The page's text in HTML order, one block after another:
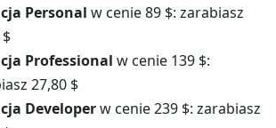
Personal w cenie 89 $: zarabiasz
Professional w cenie 139 $:
27,80 $
Developerw cenie 239 $: zarabiasz